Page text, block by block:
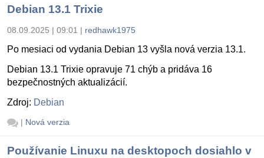
Debian 13.1 Trixie
08.09.2025 | 09:01 | redhawk1975
Po mesiaci od vydania Debian 13 vyšla nová verzia 13.1.
Debian 13.1 Trixie opravuje 71 chýb a pridáva 16
bezpečnostných aktualizácií.
Zdroj: Debian
| Nová verzia
Používanie Linuxu na desktopoch dosiahlo v